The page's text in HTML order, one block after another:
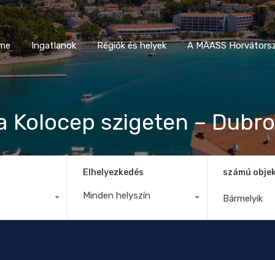
Home Ingatlanok Régiók és helyek A MAASS
Ingatlanok Régiók és helyek A MAASS
Kolocep szigeten –
Elhelyezkedés
Minden helyszín
számú